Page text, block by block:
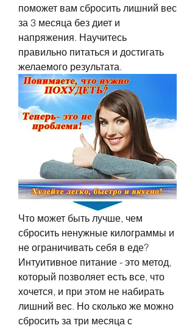
поможет вам сбросить лишний вес
за 3 месяца без диет и
напряжения. Научитесь
правильно питаться и достигать
желаемого результата.
Что может быть лучше, чем
сбросить ненужные килограммы и
не ограничивать себя в еде?
Интуитивное питание - это метод,
который позволяет есть все, что
хочется, и при этом не набирать
лишний вес. Но сколько же можно
сбросить за три месяца с